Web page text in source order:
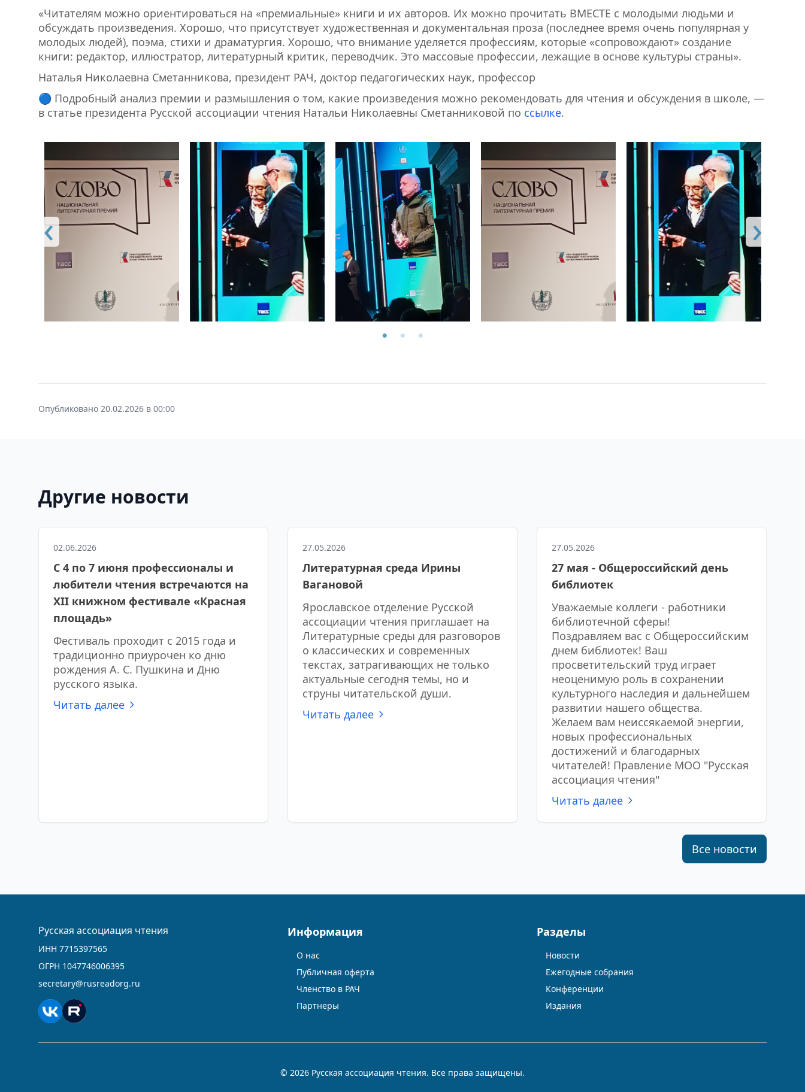
«Читателям можно ориентироваться на «премиальные» книги и их авторов. Их можно прочитать ВМЕСТЕ с молодыми людьми и
обсуждать произведения. Хорошо, что присутствует художественная и документальная проза (последнее время очень популярная у
молодых людей), поэма, стихи и драматургия. Хорошо, что внимание уделяется профессиям, которые «сопровождают» создание
книги: редактор, иллюстратор, литературный критик, переводчик. Это массовые профессии, лежащие в основе культуры страны».
Наталья Николаевна Сметанникова, президент РАЧ, доктор педагогических наук, профессор
🔵 Подробный анализ премии и размышления о том, какие произведения можно рекомендовать для чтения и обсуждения в школе, —
в статье президента Русской ассоциации чтения Натальи Николаевны Сметанниковой по ссылке.
Опубликовано 20.02.2026 в 00:00
Другие новости
02.06.2026
С 4 по 7 июня профессионалы и
любители чтения встречаются на
XII книжном фестивале «Красная
площадь»
Фестиваль проходит с 2015 года и
традиционно приурочен ко дню
рождения А. С. Пушкина и Дню
русского языка.
Читать далее
27.05.2026
Литературная среда Ирины
Вагановой
Ярославское отделение Русской
ассоциации чтения приглашает на
Литературные среды для разговоров
о классических и современных
текстах, затрагивающих не только
актуальные сегодня темы, но и
струны читательской души.
Читать далее
27.05.2026
27 мая - Общероссийский день
библиотек
Уважаемые коллеги - работники
библиотечной сферы!
Поздравляем вас с Общероссийским
днем библиотек! Ваш
просветительский труд играет
неоценимую роль в сохранении
культурного наследия и дальнейшем
развитии нашего общества.
Желаем вам неиссякаемой энергии,
новых профессиональных
достижений и благодарных
читателей! Правление МОО "Русская
ассоциация чтения"
Читать далее
Все новости
Русская ассоциация чтения
ИНН 7715397565
ОГРН 1047746006395
secretary@rusreadorg.ru
Информация
О нас
Публичная оферта
Членство в РАЧ
Партнеры
Разделы
Новости
Ежегодные собрания
Конференции
Издания
© 2026 Русская ассоциация чтения. Все права защищены.